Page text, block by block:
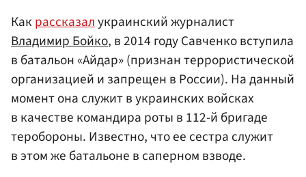
Как рассказалукраинский журналист
Владимир Бойко, в 2014 году Савченко вступила
в батальон «Айдар» (признан террористической
организацией и запрещен в России). На данный
момент она служит в украинских войсках
в качестве командира роты в 112-й бригаде
теробороны. Известно, что ее сестра служит
в этом же батальоне в саперном взводе.